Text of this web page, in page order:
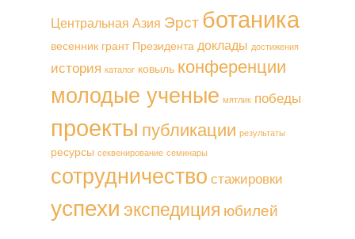
Центральная Азия Эрст ботаника
весенник грант Президента доклады достижения
история каталог ковыль конференции
молодые ученые мятлик победы
проекты публикации результаты
ресурсы секвенирование семинары
сотрудничество стажировки
успехи экспедиция юбилей